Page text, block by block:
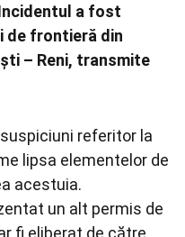
a fost
frontieră din
– Reni, transmite
referitor la
lipsa elementelor de
acestuia.
un alt permis de
fi eliberat de către